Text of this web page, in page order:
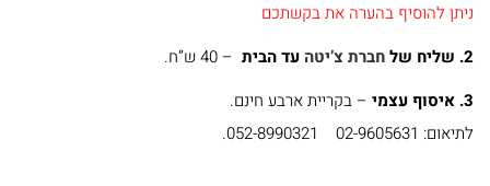
ספרים
בנושא
חינוך
ניתן להוסיף בהערה את בקשתכם
2. שליח של
חברת צ’יטה עד הבית –40 ש”ח.
3. איסוף עצמי
– בקריית ארבע חינם.
לתיאום: 02-9605631 052-8990321.